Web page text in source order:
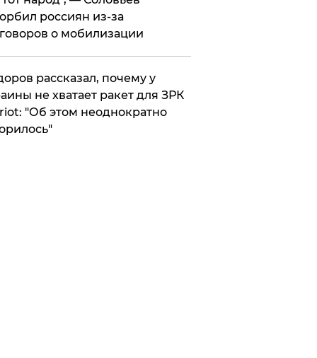
россиян из-за
о мобилизации
рассказал, почему у
не хватает ракет для ЗРК
"Об этом неоднократно